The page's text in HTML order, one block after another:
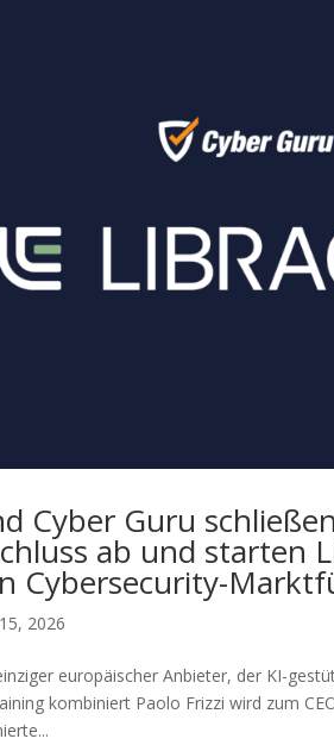
Cyber Guru
ab und starten
Cybersecurity-
2026
europäischer Anbieter, der KI-
kombiniert Paolo Frizzi wird zum